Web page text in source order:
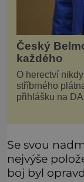
Český
každého
O herectví
stříbrného
přihlášku na
matador, který
Se svou
nejvýše
boj byl